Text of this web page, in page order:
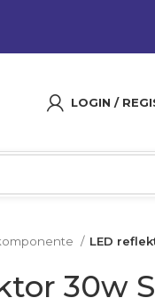
LOGIN /
LED
30w